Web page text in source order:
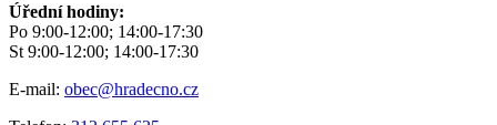
Úřední hodiny:
Po 9:00-12:00; 14:00-17:30
St 9:00-12:00; 14:00-17:30
E-mail: obec@hradecno.cz